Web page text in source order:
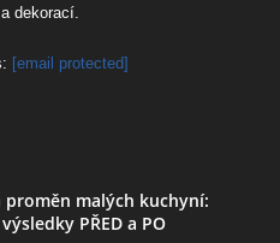
dekorací.
[email protected]
proměn malých kuchyní:
PŘED a PO